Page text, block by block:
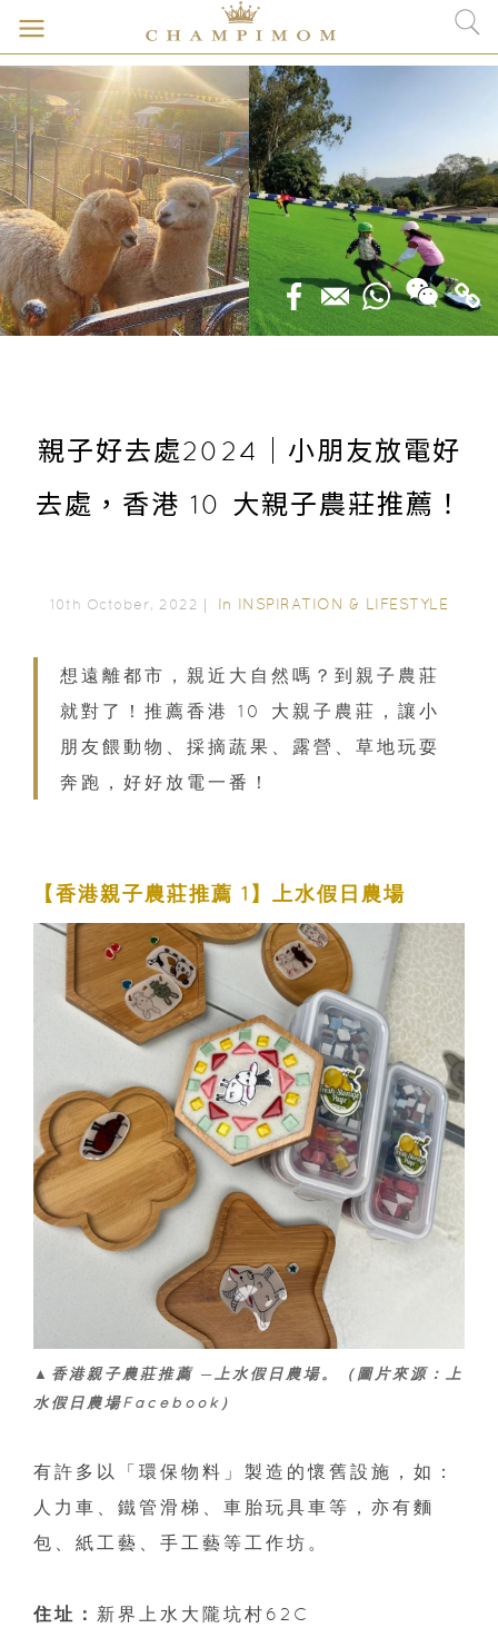
親子好去處2024｜小朋友放電好
去處，香港 10 大親子農莊推薦！
10th October, 2022｜ In INSPIRATION & LIFESTYLE
想遠離都市，親近大自然嗎？到親子農莊
就對了！推薦香港 10 大親子農莊，讓小
朋友餵動物、採摘蔬果、露營、草地玩耍
奔跑，好好放電一番！
【香港親子農莊推薦 1】上水假日農場
▲香港親子農莊推薦 ─上水假日農場。（圖片來源：上
水假日農場Facebook）
有許多以「環保物料」製造的懷舊設施，如：
人力車、鐵管滑梯、車胎玩具車等，亦有麵
包、紙工藝、手工藝等工作坊。
住址： 新界上水大隴坑村62C